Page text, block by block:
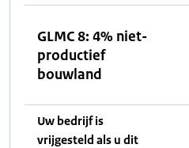
GLMC 8: 4% niet-
productief
bouwland
Uw bedrijf is
vrijgesteld als u dit